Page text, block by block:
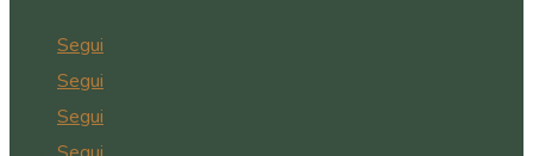
Segui
Segui
Segui